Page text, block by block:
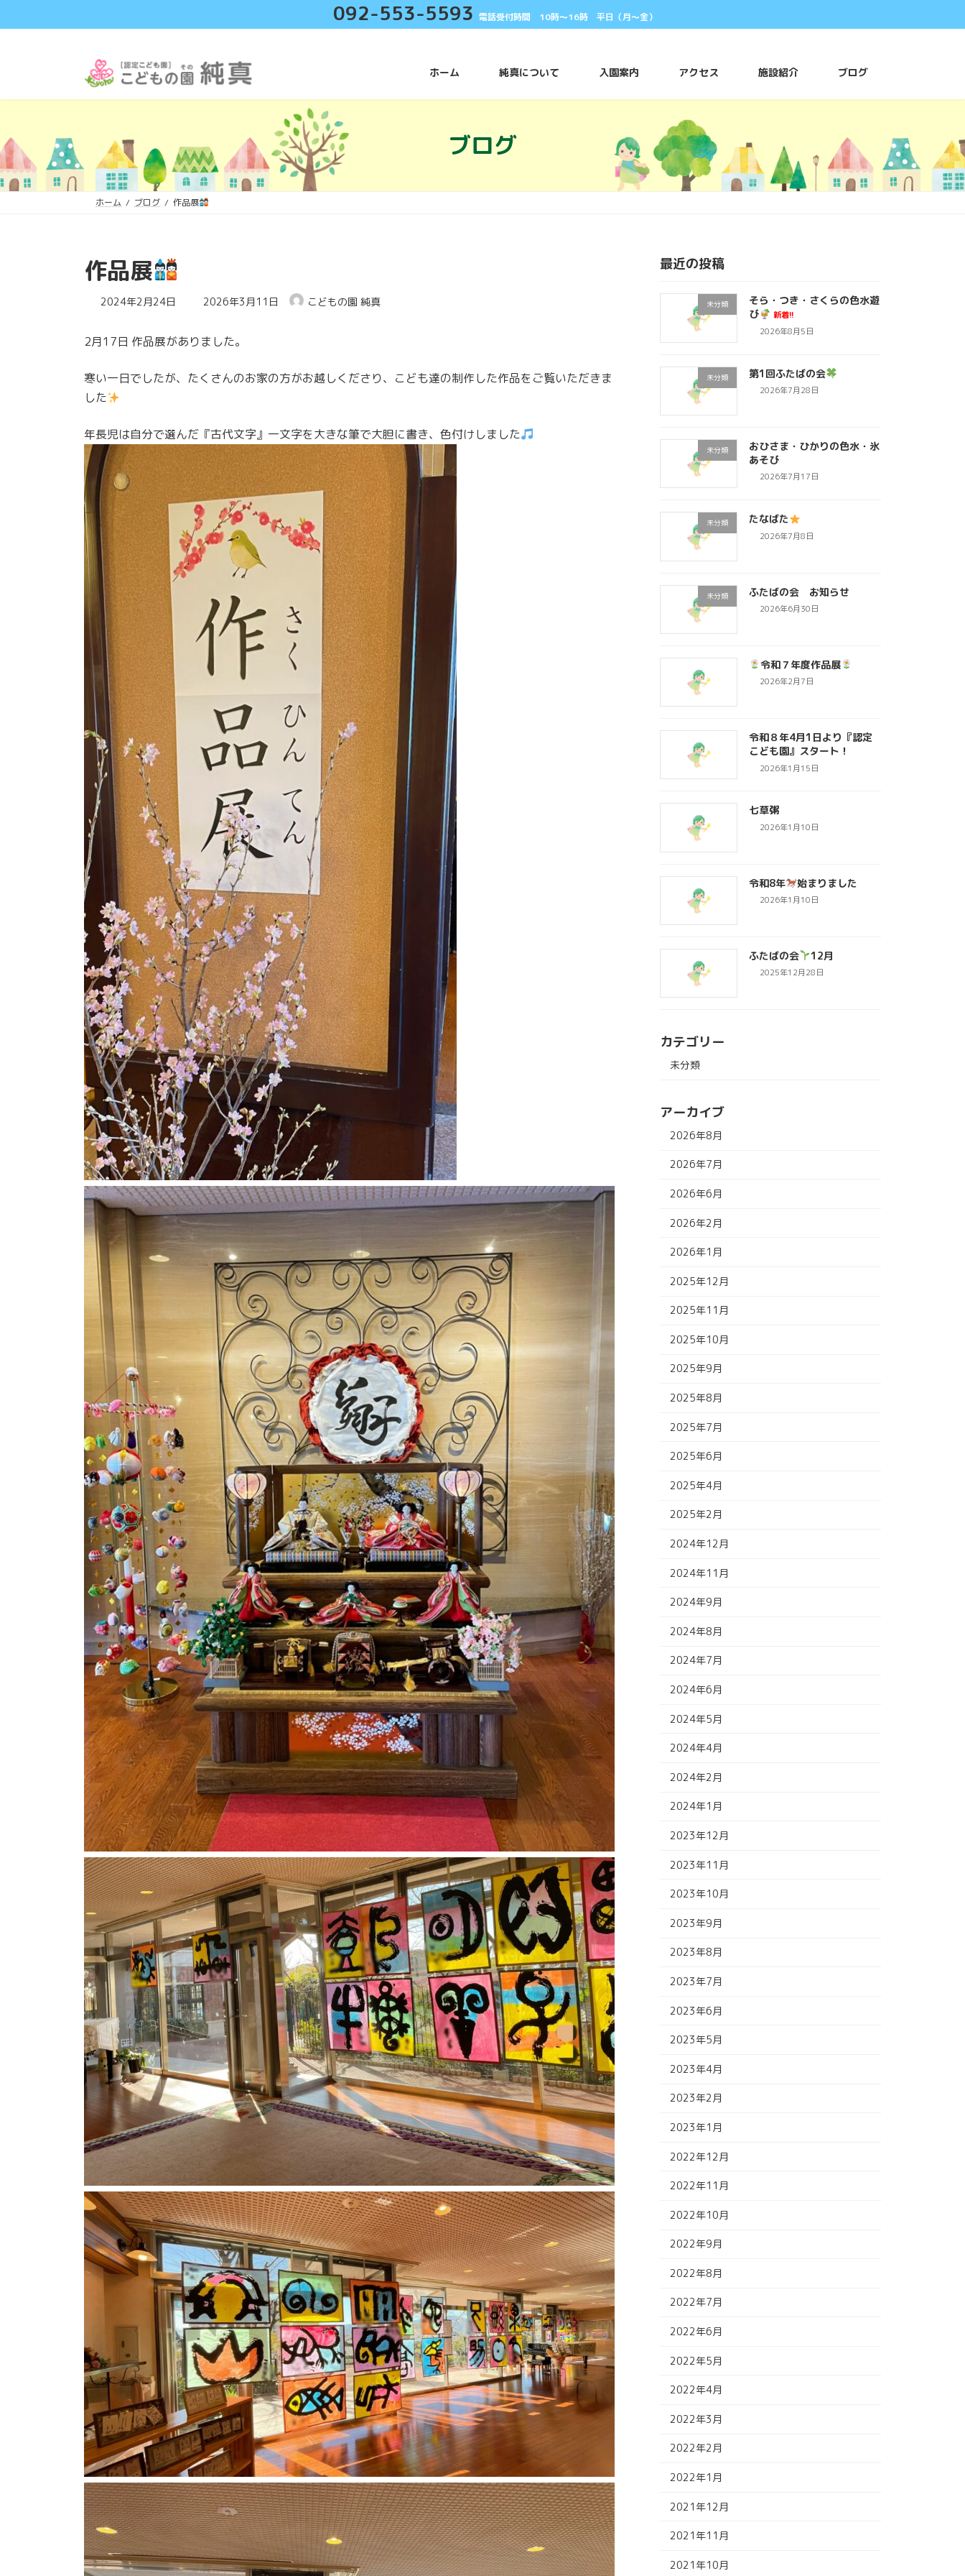
ッ
プ
移
動
092-553-5593 電話受付時間 10時〜16時 平日（月〜金）
ホーム 純真について 入園案内 アクセス 施設紹介 ブログ
ブログ
ホーム ブログ 作品展
作品展
2024年2月24日
最
新
:
2026年3月11日 こどもの園 純真
2月17日 作品展がありました。
寒い一日でしたが、たくさんのお家の方がお越しくださり、こども達の制作した作品をご覧いただきま
した
年長児は自分で選んだ『古代文字』一文字を大きな筆で大胆に書き、色付けしました
最近の投稿
未分類
そら・つき・さくらの色水遊
び
新着!!
2026年8月5日
未分類 第1回ふたばの会
2026年7月28日
未分類
おひさま・ひかりの色水・氷
あそび
2026年7月17日
未分類 たなばた
2026年7月8日
未分類 ふたばの会 お知らせ
2026年6月30日
令和７年度作品展
2026年2月7日
令和８年4月1日より『認定
こども園』スタート！
2026年1月15日
七草粥
2026年1月10日
令和8年 始まりました
2026年1月10日
ふたばの会 12月
2025年12月28日
カテゴリー
未分類
アーカイブ
2026年8月
2026年7月
2026年6月
2026年2月
2026年1月
2025年12月
2025年11月
2025年10月
2025年9月
2025年8月
2025年7月
2025年6月
2025年4月
2025年2月
2024年12月
2024年11月
2024年9月
2024年8月
2024年7月
2024年6月
2024年5月
2024年4月
2024年2月
2024年1月
2023年12月
2023年11月
2023年10月
2023年9月
2023年8月
2023年7月
2023年6月
2023年5月
2023年4月
2023年2月
2023年1月
2022年12月
2022年11月
2022年10月
2022年9月
2022年8月
2022年7月
2022年6月
2022年5月
2022年4月
2022年3月
2022年2月
2022年1月
2021年12月
2021年11月
2021年10月